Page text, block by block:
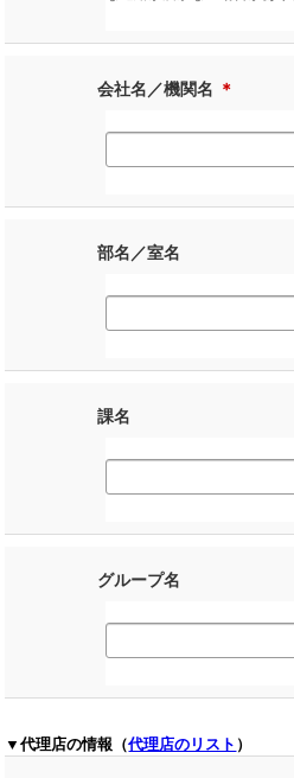
会社名／機関名 ＊
部名／室名
課名
グループ名
▼代理店の情報（代理店のリスト ）